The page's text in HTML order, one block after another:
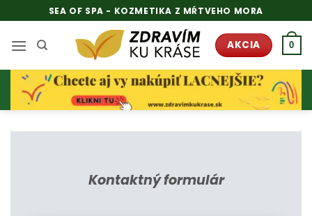
to
content
SEA OF SPA - KOZMETIKA Z MŔTVEHO MORA
AKCIA 0
Kontaktný formulár